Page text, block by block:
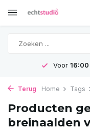
Voor 16:00
Terug Home Tags
Producten
breinaalden